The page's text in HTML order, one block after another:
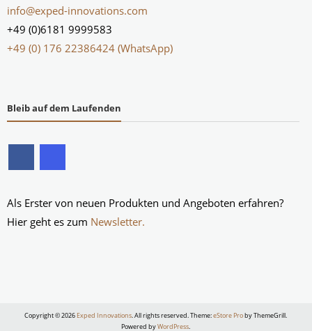
info@exped-innovations.com
+49 (0)6181 9999583
+49 (0) 176 22386424 (WhatsApp)
Bleib auf dem Laufenden
Als Erster von neuen Produkten und Angeboten erfahren?
Hier geht es zum Newsletter.
Copyright © 2026 Exped Innovations. All rights reserved. Theme:eStore Proby ThemeGrill.
Powered byWordPress.